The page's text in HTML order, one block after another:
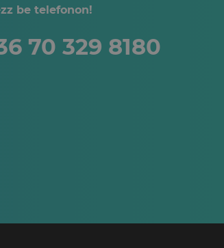
be telefonon!
70 329 8180